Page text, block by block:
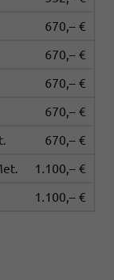
670,– €
670,– €
670,– €
670,– €
670,– €
1.100,– €
1.100,– €